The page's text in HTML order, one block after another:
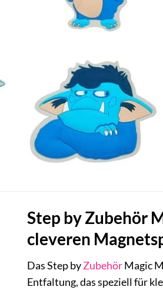
Step by Zubehör
cleveren
Das Step byZubehörMagic
Entfaltung, das speziell für